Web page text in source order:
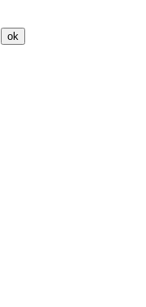
ok